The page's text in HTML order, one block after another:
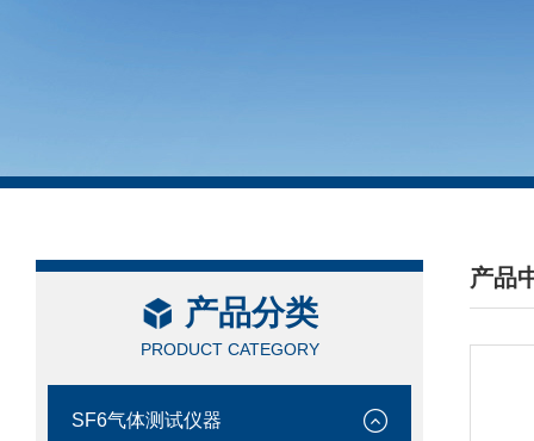
产品分类
PRODUCT CATEGORY
SF6气体测试仪器
产品
/